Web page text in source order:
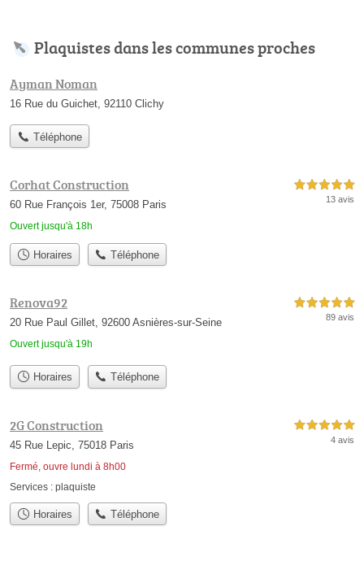
Plaquistes dans les communes proches
Ayman Noman
16 Rue du Guichet, 92110 Clichy
Téléphone
Corhat Construction
60 Rue François 1er, 75008 Paris
Ouvert jusqu'à 18h
5,0 étoiles sur 5
13 avis
Horaires Téléphone
Renova92
20 Rue Paul Gillet, 92600 Asnières-sur-Seine
Ouvert jusqu'à 19h
5,0 étoiles sur 5
89 avis
Horaires Téléphone
2G Construction
45 Rue Lepic, 75018 Paris
Fermé, ouvre lundi à 8h00
5,0 étoiles sur 5
4 avis
Services : plaquiste
Horaires Téléphone